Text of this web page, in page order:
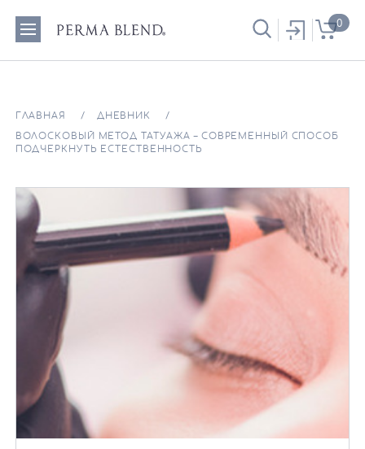
0
ГЛАВНАЯ ДНЕВНИК
ВОЛОСКОВЫЙ МЕТОД ТАТУАЖА – СОВРЕМЕННЫЙ СПОСОБ
ПОДЧЕРКНУТЬ ЕСТЕСТВЕННОСТЬ